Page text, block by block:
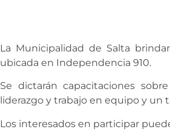
La Municipalidad de Salta
ubicada en Independencia 910.
Se dictarán capacitaciones
liderazgo y trabajo en equipo y un
Los interesados en participar